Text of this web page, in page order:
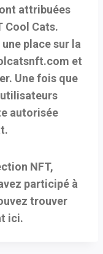
attribuées
Cool Cats.
place sur la
et
Une fois que
utilisateurs
autorisée
NFT,
participé à
trouver
ici.